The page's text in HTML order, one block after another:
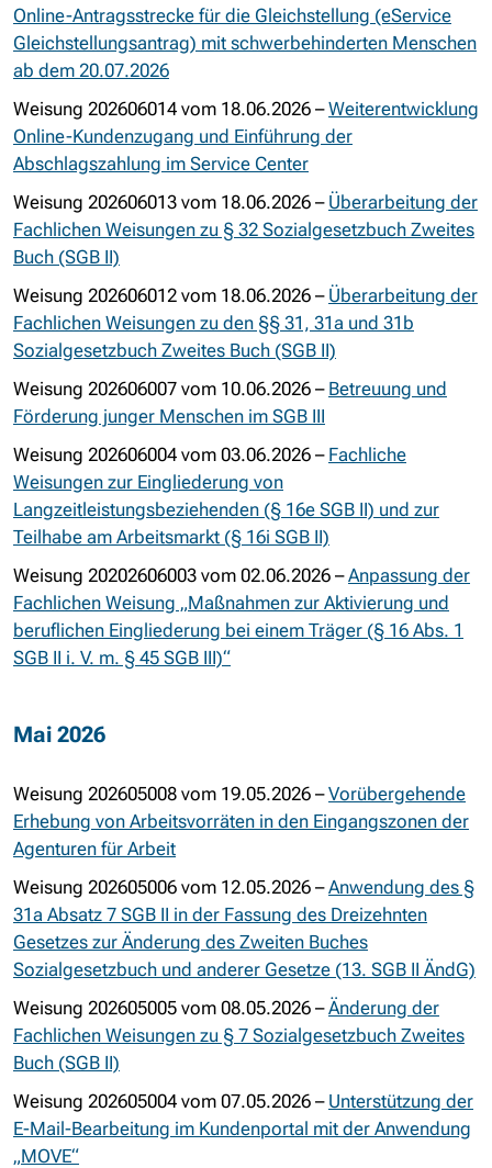
Online-Antragsstrecke für die Gleichstellung (eService
Gleichstellungsantrag) mit schwerbehinderten Menschen
ab dem 20.07.2026
Weisung 202606014 vom 18.06.2026 –Weiterentwicklung
Online-Kundenzugang und Einführung der
Abschlagszahlung im Service Center
Weisung 202606013 vom 18.06.2026 – Überarbeitung der
Fachlichen Weisungen zu § 32 Sozialgesetzbuch Zweites
Buch (SGB II)
Weisung 202606012 vom 18.06.2026 – Überarbeitung der
Fachlichen Weisungen zu den §§ 31, 31a und 31b
Sozialgesetzbuch Zweites Buch (SGB II)
Weisung 202606007 vom 10.06.2026 – Betreuung und
Förderung junger Menschen im SGB III
Weisung 202606004 vom 03.06.2026 – Fachliche
Weisungen zur Eingliederung von
Langzeitleistungsbeziehenden (§ 16e SGB II) und zur
Teilhabe am Arbeitsmarkt (§ 16i SGB II)
Weisung 20202606003 vom 02.06.2026 –Anpassung der
Fachlichen Weisung „Maßnahmen zur Aktivierung und
beruflichen Eingliederung bei einem Träger (§ 16 Abs. 1
SGB II i. V. m. § 45 SGB III)“
Mai 2026
Weisung 202605008 vom 19.05.2026 –Vorübergehende
Erhebung von Arbeitsvorräten in den Eingangszonen der
Agenturen für Arbeit
Weisung 202605006 vom 12.05.2026 –Anwendung des §
31a Absatz 7 SGB II in der Fassung des Dreizehnten
Gesetzes zur Änderung des Zweiten Buches
Sozialgesetzbuch und anderer Gesetze (13. SGB II ÄndG)
Weisung 202605005 vom 08.05.2026 –Änderung der
Fachlichen Weisungen zu § 7 Sozialgesetzbuch Zweites
Buch (SGB II)
Weisung 202605004 vom 07.05.2026 – Unterstützung der
E-Mail-Bearbeitung im Kundenportal mit der Anwendung
„MOVE“